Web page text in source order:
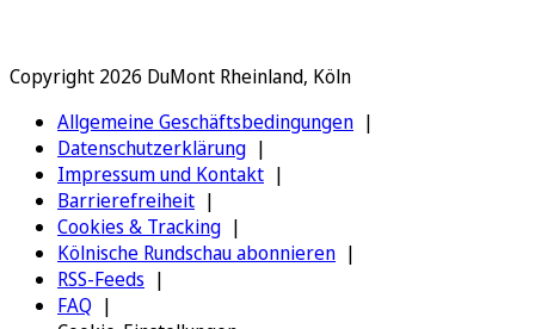
Copyright 2026 DuMont Rheinland, Köln
Allgemeine Geschäftsbedingungen
Datenschutzerklärung
Impressum und Kontakt
Barrierefreiheit
Cookies & Tracking
Kölnische Rundschau abonnieren
RSS-Feeds
FAQ